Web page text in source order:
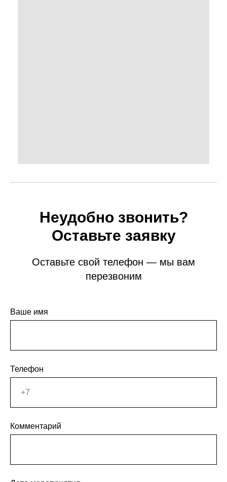
Неудобно звонить?
Оставьте заявку
Оставьте свой телефон — мы вам
перезвоним
Ваше имя
Телефон
Комментарий